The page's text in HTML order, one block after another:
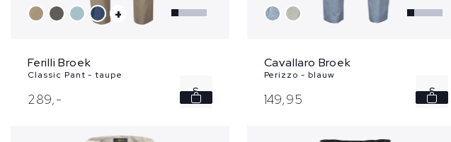
+
Ferilli Broek
Classic Pant - taupe
289,- S
Cavallaro Broek
Perizzo - blauw
149,95 S